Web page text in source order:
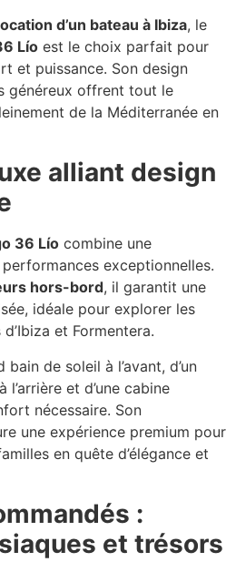
d’un bateau à Ibiza, le
Lío est le choix parfait pour
et puissance. Son design
généreux offrent tout le
de la Méditerranée en
alliant design
36 Lío combine une
exceptionnelles.
hors-bord, il garantit une
idéale pour explorer les
et Formentera.
de soleil à l’avant, d’un
et d’une cabine
nécessaire. Son
une expérience premium pour
en quête d’élégance et
:
et trésors